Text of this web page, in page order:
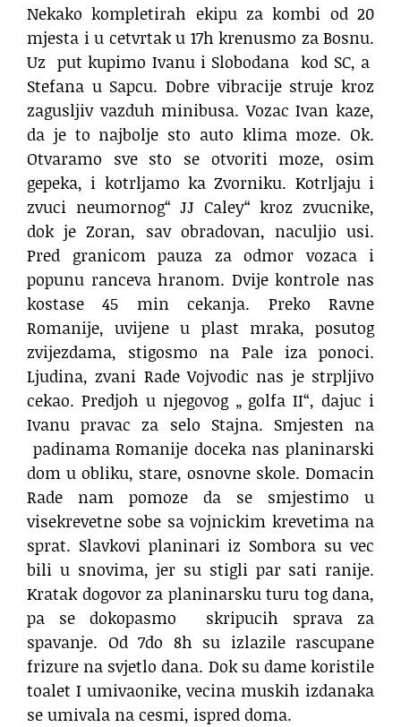
Nekako kompletirah ekipu za kombi od 20
mjesta i u cetvrtak u 17h krenusmo za Bosnu.
Uz put kupimo Ivanu i Slobodana kod SC, a
Stefana u Sapcu. Dobre vibracije struje kroz
zagusljiv vazduh minibusa. Vozac Ivan kaze,
da je to najbolje sto auto klima moze. Ok.
Otvaramo sve sto se otvoriti moze, osim
gepeka, i kotrljamo ka Zvorniku. Kotrljaju i
zvuci neumornog“ JJ Caley“ kroz zvucnike,
dok je Zoran, sav obradovan, naculjio usi.
Pred granicom pauza za odmor vozaca i
popunu ranceva hranom. Dvije kontrole nas
kostase 45 min cekanja. Preko Ravne
Romanije, uvijene u plast mraka, posutog
zvijezdama, stigosmo na Pale iza ponoci.
Ljudina, zvani Rade Vojvodic nas je strpljivo
cekao. Predjoh u njegovog „ golfa II“, dajuc i
Ivanu pravac za selo Stajna. Smjesten na
padinama Romanije doceka nas planinarski
dom u obliku, stare, osnovne skole. Domacin
Rade nam pomoze da se smjestimo u
visekrevetne sobe sa vojnickim krevetima na
sprat. Slavkovi planinari iz Sombora su vec
bili u snovima, jer su stigli par sati ranije.
Kratak dogovor za planinarsku turu tog dana,
pa se dokopasmo
skripucih sprava za
spavanje. Od 7do 8h su izlazile rascupane
frizure na svjetlo dana. Dok su dame koristile
toalet I umivaonike, vecina muskih izdanaka
se umivala na cesmi, ispred doma.